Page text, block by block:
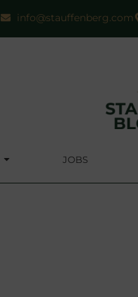
info@stauffenberg.com
JOBS